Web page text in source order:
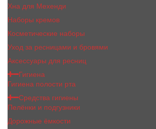
Хна для Мехенди
Наборы кремов
Косметические наборы
Уход за ресницами и бровями
Аксессуары для ресниц
Гигиена
Гигиена полости рта
Средства гигиены
Пелёнки и подгузники
Дорожные ёмкости